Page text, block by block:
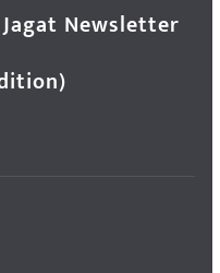
Newsletter